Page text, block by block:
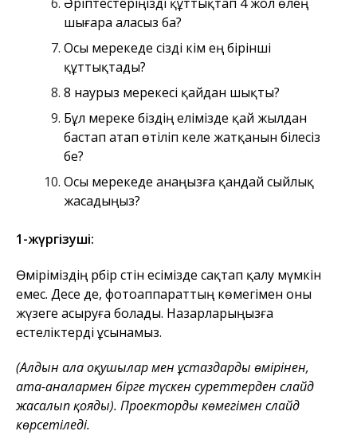
шығара аласыз ба?
Осы мерекеде сізді кім ең бірінші
құттықтады?
8 наурыз мерекесі қайдан шықты?
Бұл мереке біздің елімізде қай жылдан
бастап атап өтіліп келе жатқанын білесіз
бе?
Осы мерекеде анаңызға қандай сыйлық
жасадыңыз?
1-жүргізуші:
Өміріміздің әрбір сәтін есімізде сақтап қалу мүмкін
емес. Десе де, фотоаппараттың көмегімен оны
жүзеге асыруға болады. Назарларыңызға
естеліктерді ұсынамыз.
(Алдын ала оқушылар мен ұстаздардың өмірінен,
ата-аналармен бірге түскен суреттерден слайд
жасалып қояды). Проектордың көмегімен слайд
көрсетіледі.